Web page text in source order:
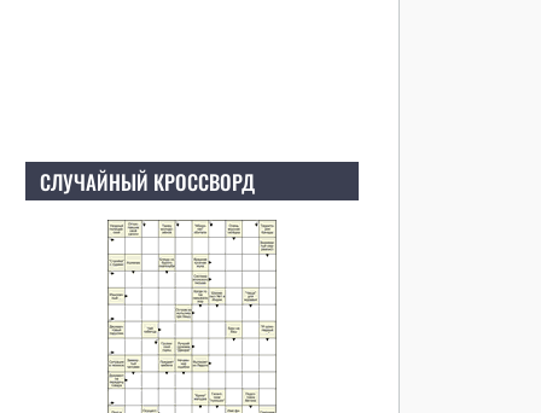
СЛУЧАЙНЫЙ КРОССВОРД